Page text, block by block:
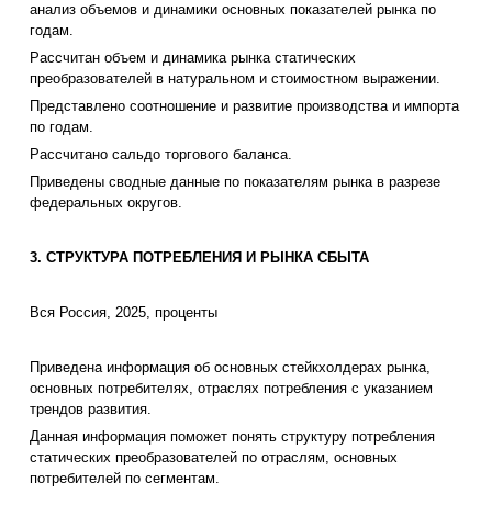
анализ объемов и динамики основных показателей рынка по
годам.
Рассчитан объем и динамика рынка статических
преобразователей в натуральном и стоимостном выражении.
Представлено соотношение и развитие производства и импорта
по годам.
Рассчитано сальдо торгового баланса.
Приведены сводные данные по показателям рынка в разрезе
федеральных округов.
3. СТРУКТУРА ПОТРЕБЛЕНИЯ И РЫНКА СБЫТА
Вся Россия, 2025, проценты
Приведена информация об основных стейкхолдерах рынка,
основных потребителях, отраслях потребления с указанием
трендов развития.
Данная информация поможет понять структуру потребления
статических преобразователей по отраслям, основных
потребителей по сегментам.